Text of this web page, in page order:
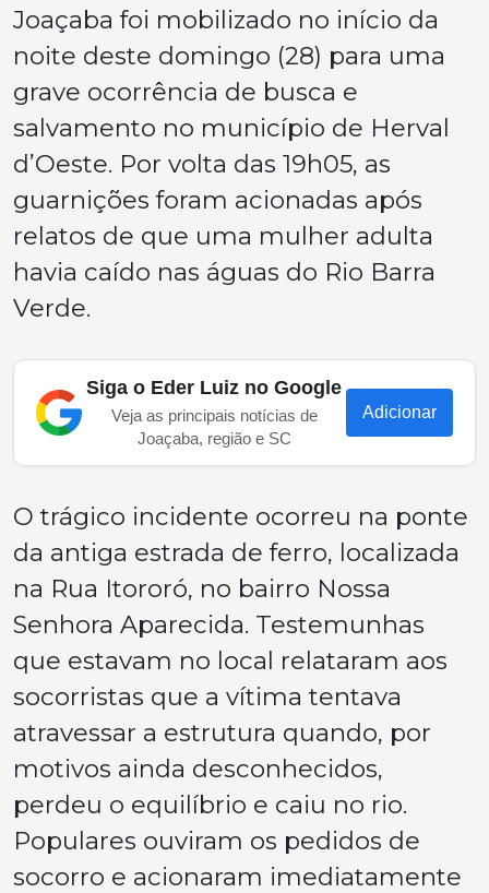
Joaçaba foi mobilizado no início da
noite deste domingo (28) para uma
grave ocorrência de busca e
salvamento no município de Herval
d’Oeste. Por volta das 19h05, as
guarnições foram acionadas após
relatos de que uma mulher adulta
havia caído nas águas do Rio Barra
Verde.
Siga o Eder Luiz no Google
Veja as principais notícias de
Joaçaba, região e SC
Adicionar
O trágico incidente ocorreu na ponte
da antiga estrada de ferro, localizada
na Rua Itororó, no bairro Nossa
Senhora Aparecida. Testemunhas
que estavam no local relataram aos
socorristas que a vítima tentava
atravessar a estrutura quando, por
motivos ainda desconhecidos,
perdeu o equilíbrio e caiu no rio.
Populares ouviram os pedidos de
socorro e acionaram imediatamente